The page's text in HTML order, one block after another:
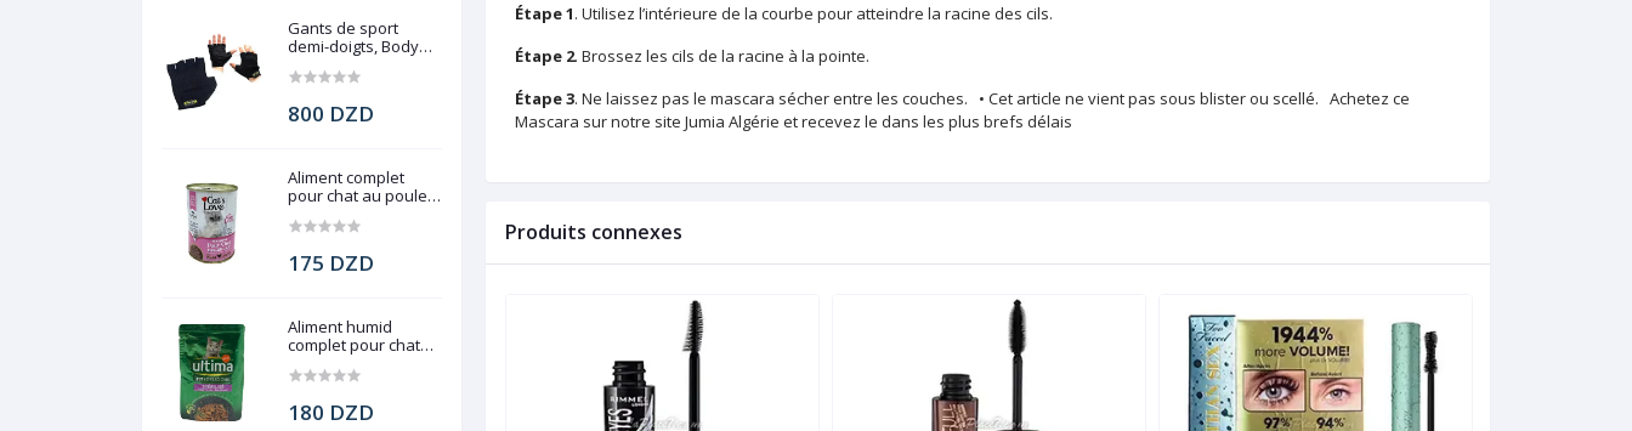
Gants de sport
demi-doigts, Body
800 DZD
Aliment complet
pour chat au poulet,
175 DZD
Aliment humid
complet pour chat
180 DZD
Étape 1. Utilisez l’intérieure de la courbe pour atteindre la racine des cils.
Étape 2. Brossez les cils de la racine à la pointe.
Étape 3. Ne laissez pas le mascara sécher entre les couches. • Cet article ne vient pas sous blister ou scellé. Achetez ce
Mascara sur notre site Jumia Algérie et recevez le dans les plus brefs délais
Produits connexes